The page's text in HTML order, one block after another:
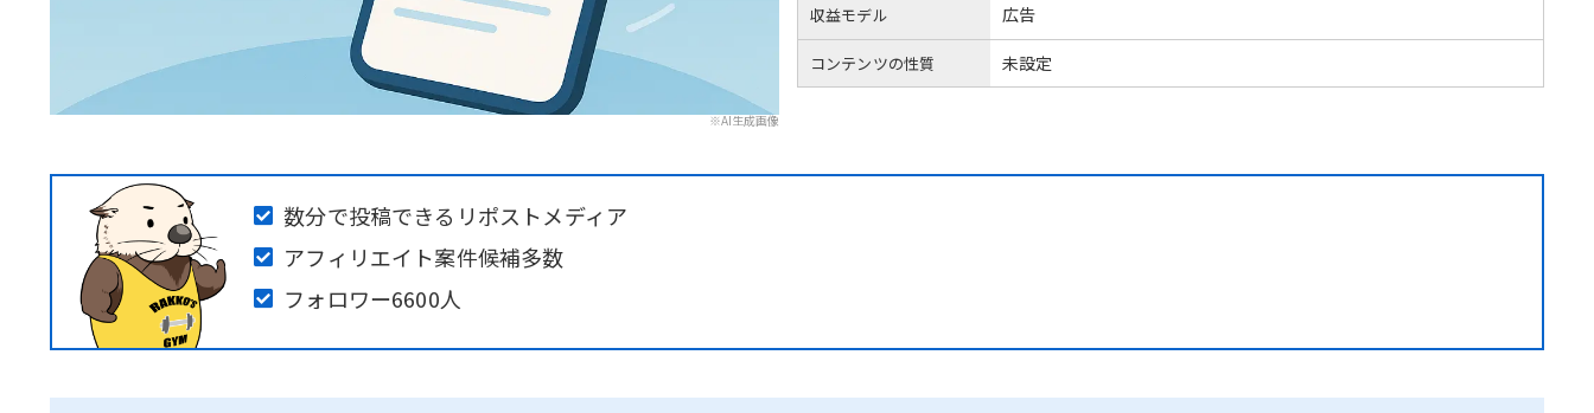
※AI生成画像
収益モデル 広告
コンテンツの性質 未設定
数分で投稿できるリポストメディア
アフィリエイト案件候補多数
フォロワー6600人